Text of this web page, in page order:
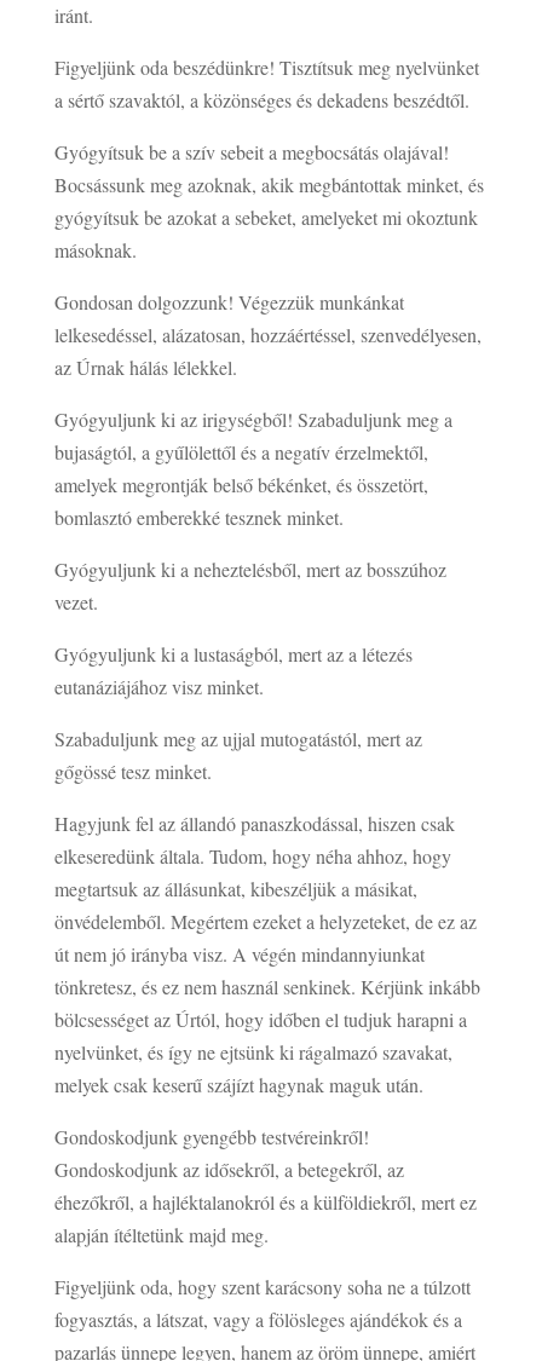
iránt.
Figyeljünk oda beszédünkre! Tisztítsuk meg nyelvünket
a sértő szavaktól, a közönséges és dekadens beszédtől.
Gyógyítsuk be a szív sebeit a megbocsátás olajával!
Bocsássunk meg azoknak, akik megbántottak minket, és
gyógyítsuk be azokat a sebeket, amelyeket mi okoztunk
másoknak.
Gondosan dolgozzunk! Végezzük munkánkat
lelkesedéssel, alázatosan, hozzáértéssel, szenvedélyesen,
az Úrnak hálás lélekkel.
Gyógyuljunk ki az irigységből! Szabaduljunk meg a
bujaságtól, a gyűlölettől és a negatív érzelmektől,
amelyek megrontják belső békénket, és összetört,
bomlasztó emberekké tesznek minket.
Gyógyuljunk ki a neheztelésből, mert az bosszúhoz
vezet.
Gyógyuljunk ki a lustaságból, mert az a létezés
eutanáziájához visz minket.
Szabaduljunk meg az ujjal mutogatástól, mert az
gőgössé tesz minket.
Hagyjunk fel az állandó panaszkodással, hiszen csak
elkeseredünk általa. Tudom, hogy néha ahhoz, hogy
megtartsuk az állásunkat, kibeszéljük a másikat,
önvédelemből. Megértem ezeket a helyzeteket, de ez az
út nem jó irányba visz. A végén mindannyiunkat
tönkretesz, és ez nem használ senkinek. Kérjünk inkább
bölcsességet az Úrtól, hogy időben el tudjuk harapni a
nyelvünket, és így ne ejtsünk ki rágalmazó szavakat,
melyek csak keserű szájízt hagynak maguk után.
Gondoskodjunk gyengébb testvéreinkről!
Gondoskodjunk az idősekről, a betegekről, az
éhezőkről, a hajléktalanokról és a külföldiekről, mert ez
alapján ítéltetünk majd meg.
Figyeljünk oda, hogy szent karácsony soha ne a túlzott
fogyasztás, a látszat, vagy a fölösleges ajándékok és a
pazarlás ünnepe legyen, hanem az öröm ünnepe, amiért